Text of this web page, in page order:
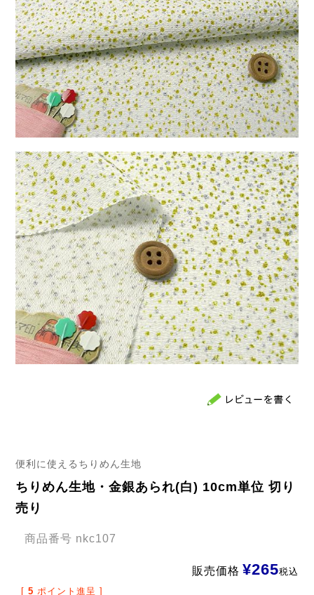
便利に使えるちりめん生地
ちりめん生地・金銀あられ(白) 10cm単位 切り
売り
商品番号 nkc107
販売価格 ¥265税込
[ 5 ポイント進呈 ]